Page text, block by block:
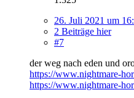
26. Juli 2021 um
2 Beiträge hier
#7
der weg nach eden und
https://www.nightmare-
https://www.nightmare-